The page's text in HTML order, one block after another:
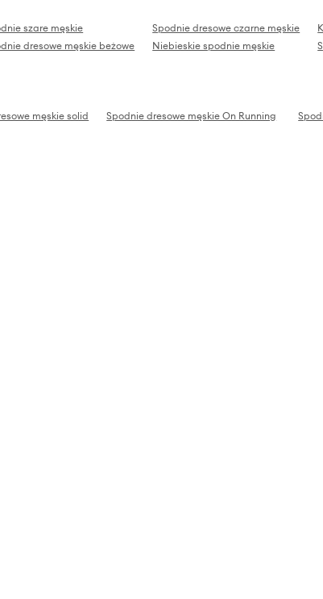
szare męskie Spodnie dresowe czarne męskie
dresowe męskie beżowe Niebieskie spodnie męskie
męskie solid Spodnie dresowe męskie On Running